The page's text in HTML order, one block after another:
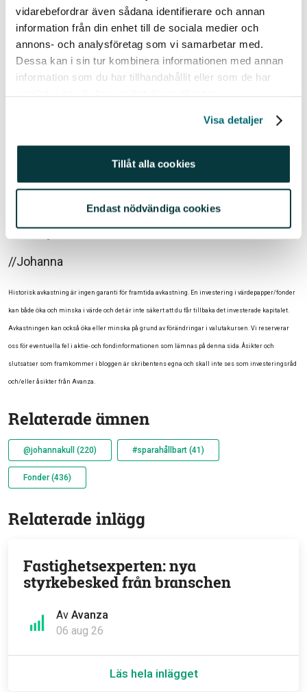
vidarebefordrar även sådana identifierare och annan
information från din enhet till de sociala medier och
annons- och analysföretag som vi samarbetar med.
Dessa kan i sin tur kombinera informationen med annan
information som du har tillhandahållit eller som de har
Visa detaljer
Tillåt alla cookies
Endast nödvändiga cookies
Även kärnkraft exkluderas i betydligt högre
utsträckning av äldre. Bland de mellan 20 och 39 år är
det bara 34 procent som väljer bort bolag verksamma
inom kärnkraft, jämfört med 45 procent av de mellan
60 och 75 år.
Den enda branschen som yngre sparare exkluderar i
57 procent av spararna under 40 år exkluderar bolag
inom päls och läderindustri, jämfört med 35 procent
av de över 60 år.
Har du gjort någon Hållbarhetsstämpel ännu och
vad väljer du bort?
//Johanna
Historisk avkastning är ingen garanti för framtida avkastning. En investering i värdepapper/fonder
kan både öka och minska i värde och det är inte säkert att du får tillbaka det investerade kapitalet.
Avkastningen kan också öka eller minska på grund av förändringar i valutakursen. Vi reserverar
oss för eventuella fel i aktie- och fondinformationen som lämnas på denna sida. Åsikter och
slutsatser som framkommer i bloggen är skribentens egna och skall inte ses som investeringsråd
och/eller åsikter från Avanza.
Relaterade ämnen
@johannakull (220) #sparahållbart (41)
Fonder (436)
Relaterade inlägg
Av Avanza
06 aug 26
Fastighetsexperten: nya
styrkebesked från branschen
Läs hela inlägget